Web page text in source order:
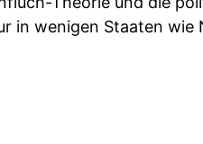
in wenigen Staaten